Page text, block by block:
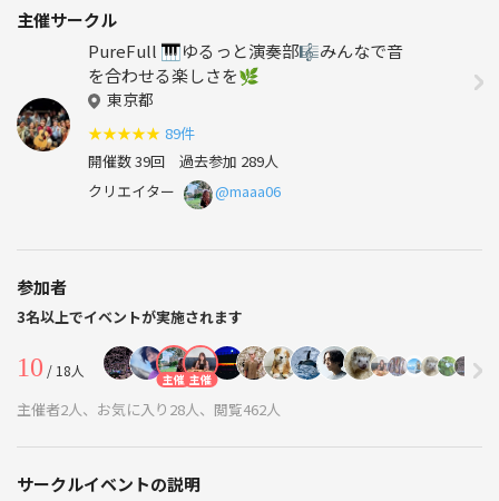
主催サークル
PureFull 🎹ゆるっと演奏部🎼みんなで音
を合わせる楽しさを🌿
東京都
★★★★★ 89件
開催数 39回 過去参加 289人
クリエイター
@maaa06
参加者
3名以上でイベントが実施されます
10 / 18人 主催 主催
主催者2人、お気に入り28人、閲覧462人
サークルイベントの説明